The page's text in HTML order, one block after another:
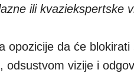
ili kvaziekspertske
opozicije da će
odsustvom vizije i